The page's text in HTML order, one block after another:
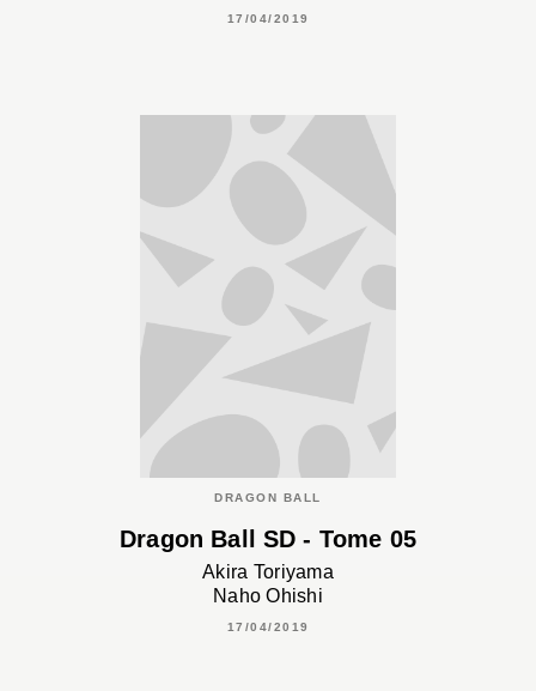
17/04/2019
DRAGON BALL
Dragon Ball SD - Tome 05
Akira Toriyama
Naho Ohishi
17/04/2019